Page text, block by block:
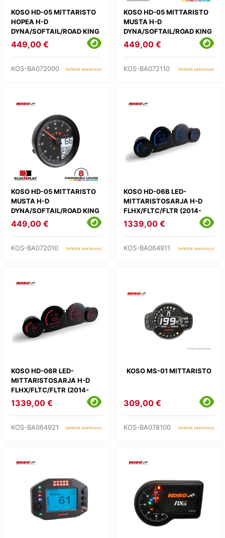
KOSO HD-05 MITTARISTO
HOPEA H-D
DYNA/SOFTAIL/ROAD KING
(2014-2023)
449,00 €
KOS-BA072000 tarkista saatavuus
KOSO HD-05 MITTARISTO
MUSTA H-D
DYNA/SOFTAIL/ROAD KING
(2004-2013)
449,00 €
KOS-BA072110 tarkista saatavuus
KOSO HD-05 MITTARISTO
MUSTA H-D
DYNA/SOFTAIL/ROAD KING
(2014-2023)
449,00 €
KOS-BA072010 tarkista saatavuus
KOSO HD-06B LED-
MITTARISTOSARJA H-D
FLHX/FLTC/FLTR (2014-
2021)
1339,00 €
KOS-BA064911 tarkista saatavuus
KOSO HD-06R LED-
MITTARISTOSARJA H-D
FLHX/FLTC/FLTR (2014-
2021)
1339,00 €
KOS-BA064921 tarkista saatavuus
KOSO MS-01 MITTARISTO
309,00 €
KOS-BA078100 tarkista saatavuus